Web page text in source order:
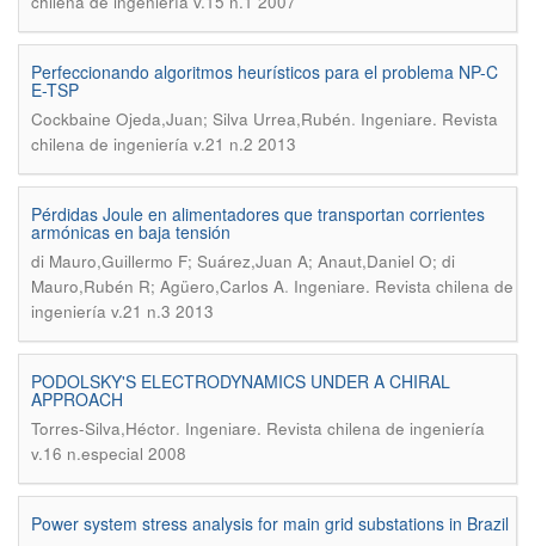
Perfeccionando algoritmos heurísticos para el problema NP-C
E-TSP
Cockbaine Ojeda,Juan; Silva Urrea,Rubén. Ingeniare. Revista
chilena de ingeniería v.21 n.2 2013
Pérdidas Joule en alimentadores que transportan corrientes
armónicas en baja tensión
di Mauro,Guillermo F; Suárez,Juan A; Anaut,Daniel O; di
Mauro,Rubén R; Agüero,Carlos A. Ingeniare. Revista chilena de
ingeniería v.21 n.3 2013
PODOLSKY'S ELECTRODYNAMICS UNDER A CHIRAL
APPROACH
Torres-Silva,Héctor. Ingeniare. Revista chilena de ingeniería
v.16 n.especial 2008
Power system stress analysis for main grid substations in Brazil